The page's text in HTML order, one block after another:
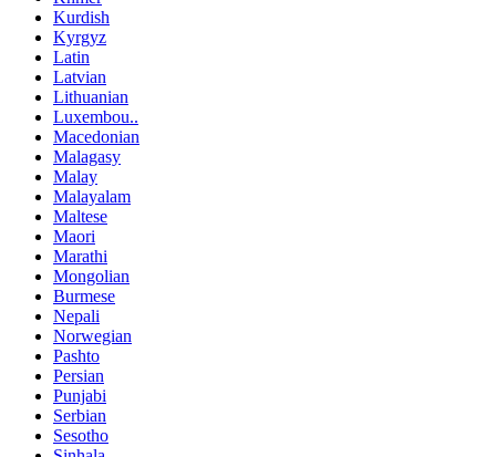
Kurdish
Kyrgyz
Latin
Latvian
Lithuanian
Luxembou..
Macedonian
Malagasy
Malay
Malayalam
Maltese
Maori
Marathi
Mongolian
Burmese
Nepali
Norwegian
Pashto
Persian
Punjabi
Serbian
Sesotho